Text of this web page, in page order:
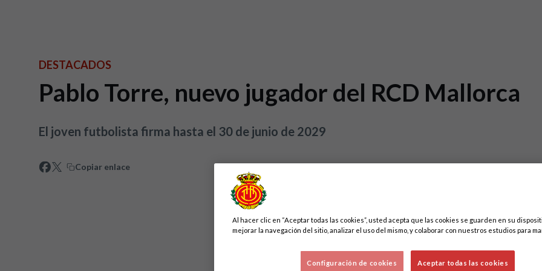
DESTACADOS
Pablo Torre, nuevo jugador del RCD Mallorca
El joven futbolista firma hasta el 30 de junio de 2029
Copiar enlace
Al hacer clic en “Aceptar todas las cookies”, usted acepta que las cookies se guarden en su
mejorar la navegación del sitio, analizar el uso del mismo, y colaborar con nuestros estudios para
Aceptar todas las cookies
Configuración de cookies